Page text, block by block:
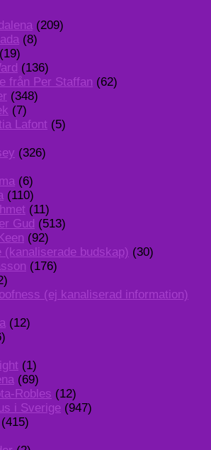
(209)
(8)
(19)
(136)
från Per Staffan (62)
(348)
(7)
Lafont (5)
(326)
(6)
(110)
(11)
Gud (513)
(92)
(kanaliserade budskap) (30)
(176)
(ej kanaliserad information)
(12)
(1)
(69)
Robles (12)
i Sverige (947)
(415)